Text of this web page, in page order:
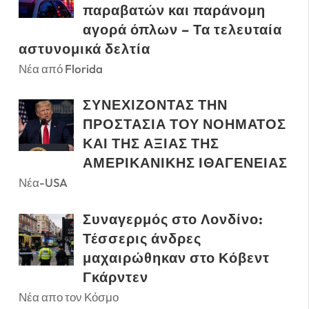
παραβατών και παράνομη
αγορά όπλων – Τα τελευταία
αστυνομικά δελτία
Νέα από Florida
ΣΥΝΕΧΙΖΟΝΤΑΣ ΤΗΝ
ΠΡΟΣΤΑΣΙΑ ΤΟΥ ΝΟΗΜΑΤΟΣ
ΚΑΙ ΤΗΣ ΑΞΙΑΣ ΤΗΣ
ΑΜΕΡΙΚΑΝΙΚΗΣ ΙΘΑΓΕΝΕΙΑΣ
Νέα-USA
Συναγερμός στο Λονδίνο:
Τέσσερις άνδρες
μαχαιρώθηκαν στο Κόβεντ
Γκάρντεν
Νέα απο τον Κόσμο